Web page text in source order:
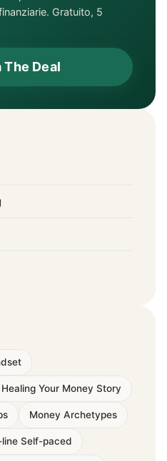
Gratuito, 5
The Deal
Healing Your Money Story
Money Archetypes
line Self-paced